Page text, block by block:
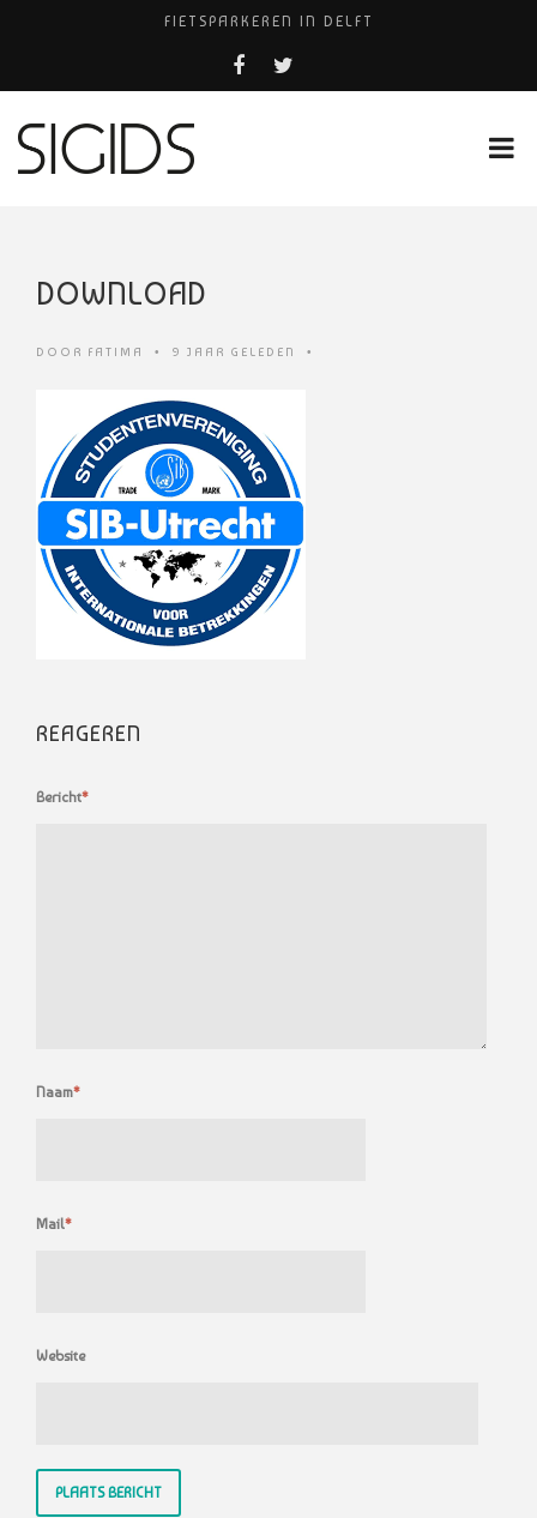
FIETSPARKEREN IN DELFT
FIETS KWIJT IN TILBURG?
USED PRODUCTS LEIDEN
DOWNLOAD
DOOR FATIMA • 9 JAAR GELEDEN •
REAGEREN
Bericht*
Naam*
Mail*
Website